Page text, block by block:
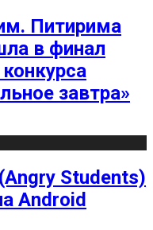
Питирима
в финал
завтра»
Students)
Android